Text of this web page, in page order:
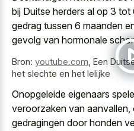
bij Duitse herders al op 3
gedrag tussen 6 maanden
gevolg van hormonale
Bron: youtube.com Een
het slechte en het lelijke
Onopgeleide eigenaars
veroorzaken van aanvallen,
gedragingen door honden